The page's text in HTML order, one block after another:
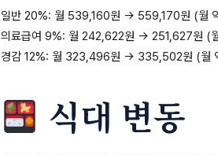
일반 20%: 월 539,160원 → 559,170원 (월
의료급여 9%: 월 242,622원 → 251,627원 (
경감 12%: 월 323,496원 → 335,502원 (월
식대 변동